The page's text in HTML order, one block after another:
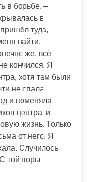
в борьбе. –
в
туда,
найти.
же, всё
кончился. Я
хотя там были
не спала.
и поменяла
центра, и
жизнь. Только
от него. Я
Случилось
той поры